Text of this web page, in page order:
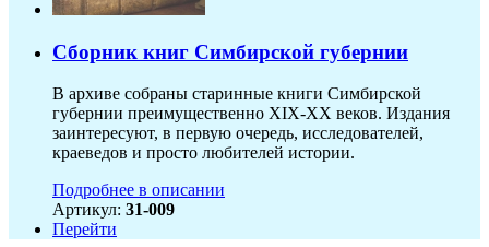
Сборник книг Симбирской губернии
В архиве собраны старинные книги Симбирской
губернии преимущественно XIX-ХХ веков. Издания
заинтересуют, в первую очередь, исследователей,
краеведов и просто любителей истории.
Подробнее в описании
Артикул: 31-009
Перейти